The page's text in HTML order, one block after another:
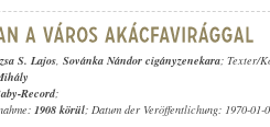
S. Lajos, Sovánka Nándor cigányzenekara; Texter/
Record;
1908 körül; Datum der Veröffentlichung: 1970-01-